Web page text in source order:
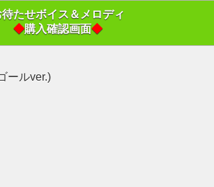
待たせボイス＆メロディ
◆購入確認画面◆
ールver.)